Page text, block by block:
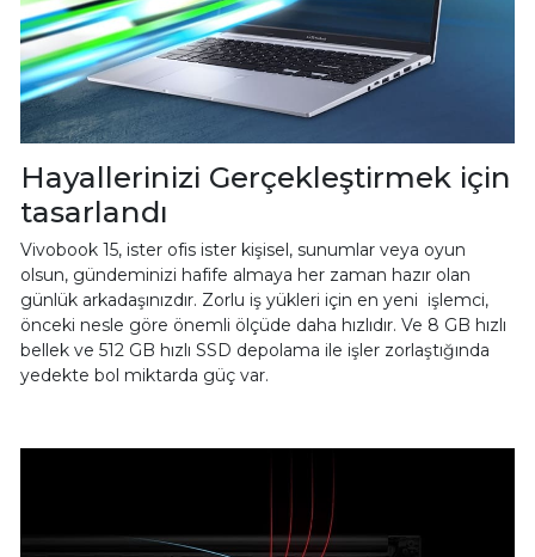
Hayallerinizi Gerçekleştirmek için
tasarlandı
Vivobook 15, ister ofis ister kişisel, sunumlar veya oyun
olsun, gündeminizi hafife almaya her zaman hazır olan
günlük arkadaşınızdır. Zorlu iş yükleri için en yeni işlemci,
önceki nesle göre önemli ölçüde daha hızlıdır. Ve 8 GB hızlı
bellek ve 512 GB hızlı SSD depolama ile işler zorlaştığında
yedekte bol miktarda güç var.